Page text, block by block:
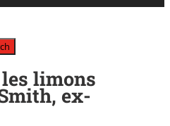
limons
ex-